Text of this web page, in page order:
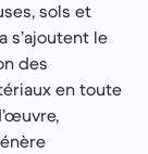
sols et
s’ajoutent le
des
en toute